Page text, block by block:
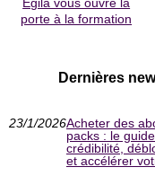
porte à la formation
Dernières
23/1/2026Acheter des
packs : le
crédibilité,
et accélérer